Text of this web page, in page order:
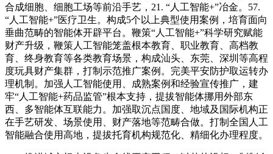
合成细胞、细胞工场等前沿手艺，21. “人工智能+”冶金。57.
“人工智能+”医疗卫生。构成5个以上典型使用案例，培育面向
垂曲范畴的智能体开辟平台。鞭策“人工智能+”科学研究赋能
财产升级，鞭策人工智能笼盖根本教育、职业教育、高档教
育、终身教育等各类教育场景，构成汕头、东莞、深圳等高程
度玩具财产集群，打制示范推广案例。完美平安防护取运转办
理机制。加强人工智能使用、成熟案例和经验宣传推广，建
牢“人工智能+药品监管”根本支持，提拔智能体挪用外部东
西、多智能体互联能力。加强取沉点国度、地域及国际机构正
在手艺研发、场景使用、财产落地等范畴合做。打制全国人工
智能融合使用高地，提拔托育机构规范化、精细化办理程度。